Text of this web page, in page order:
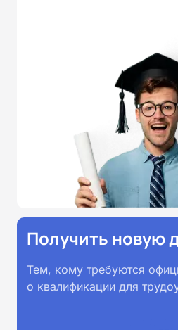
соответствии с
государственными
образовательными
профессионального
Удостоверения и
прохождении
принимаются
всей России.
Получить новую
Тем, кому требуются
о квалификации для